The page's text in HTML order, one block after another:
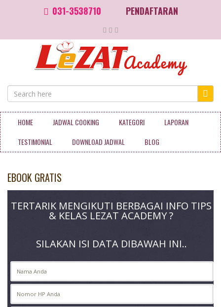
031-3538710 PENDAFTARAN
HOME JADWAL COOKING KATEGORI
LAPORAN
TESTIMONIAL
DOWNLOAD JADWAL BLOG
EBOOK GRATIS
TERTARIK MENGIKUTI BERBAGAI INFO TIPS
& KELAS LEZAT ACADEMY ?
SILAKAN ISI DATA DIBAWAH INI..